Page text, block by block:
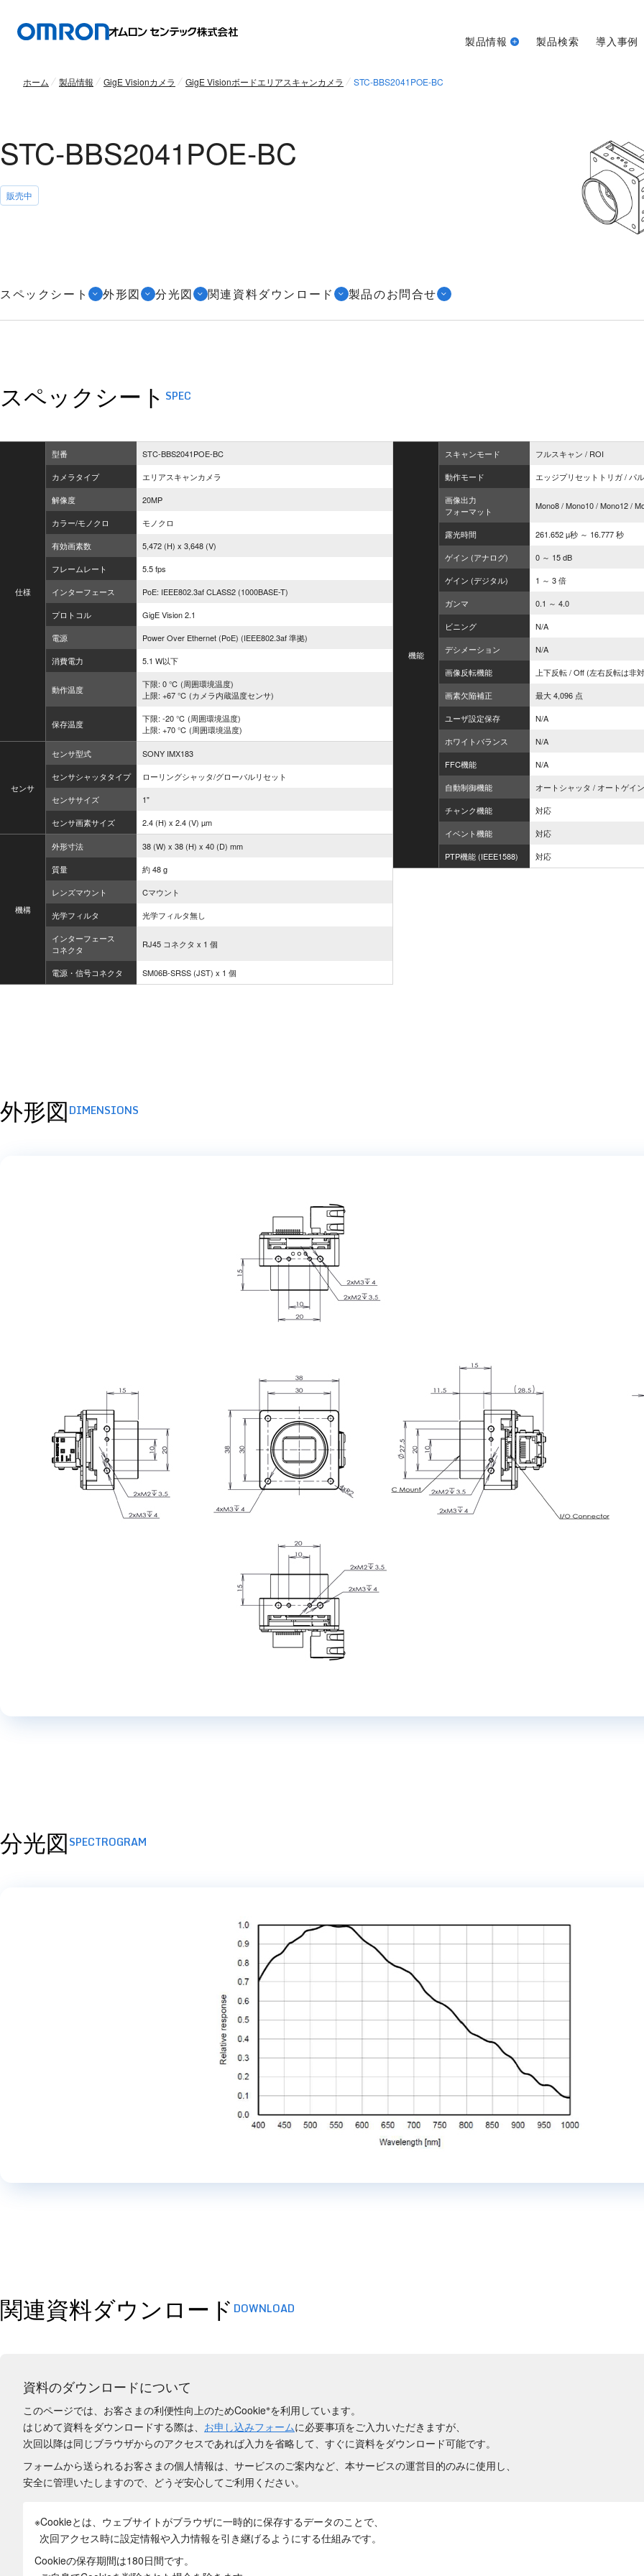
製品情報 製品検索 導入事例
ホーム 製品情報 GigE Visionカメラ GigE Visionボードエリアスキャンカメラ STC-BBS2041POE-BC
STC-BBS2041POE-BC
販売中
スペックシート 外形図 分光図 関連資料ダウンロード 製品のお問合せ
SPEC
スペックシート
仕様
型番
STC-BBS2041POE-BC
カメラタイプ
エリアスキャンカメラ
解像度
20MP
カラー/モノクロ
モノクロ
有効画素数
5,472 (H) x 3,648 (V)
フレームレート
5.5 fps
インターフェース
PoE: IEEE802.3af CLASS2 (1000BASE-T)
プロトコル
GigE Vision 2.1
電源
Power Over Ethernet (PoE) (IEEE802.3af 準拠)
消費電力
5.1 W以下
動作温度
下限: 0 ℃ (周囲環境温度)
上限: +67 ℃ (カメラ内蔵温度センサ)
保存温度
下限: -20 ℃ (周囲環境温度)
上限: +70 ℃ (周囲環境温度)
センサ
センサ型式
SONY IMX183
センサシャッタタイプ
ローリングシャッタ/グローバルリセット
センササイズ
1"
センサ画素サイズ
2.4 (H) x 2.4 (V) µm
機構
外形寸法
38 (W) x 38 (H) x 40 (D) mm
質量
約 48 g
レンズマウント
Cマウント
光学フィルタ
光学フィルタ無し
インターフェース
コネクタ
RJ45 コネクタ x 1 個
電源・信号コネクタ SM06B-SRSS (JST) x 1 個
機能
スキャンモード
フルスキャン / ROI
動作モード
エッジプリセットトリガ / パ
画像出力
フォーマット
Mono8 / Mono10 / Mono12 /
露光時間
261.652 µ秒 ～ 16.777 秒
ゲイン (アナログ)
0 ～ 15 dB
ゲイン (デジタル)
1 ～ 3 倍
ガンマ
0.1 ～ 4.0
ビニング
N/A
デシメーション
N/A
画像反転機能
上下反転 / Off (左右反転は非
画素欠陥補正
最大 4,096 点
ユーザ設定保存
N/A
ホワイトバランス
N/A
FFC機能
N/A
自動制御機能
オートシャッタ / オートゲイン
チャンク機能
対応
イベント機能
対応
PTP機能 (IEEE1588)
対応
DIMENSIONS
外形図
SPECTROGRAM
分光図
DOWNLOAD
関連資料ダウンロード
資料のダウンロードについて
このページでは、お客さまの利便性向上のためCookie※を利用しています。
はじめて資料をダウンロードする際は、 お申し込みフォームに必要事項をご入力いただきますが、
次回以降は同じブラウザからのアクセスであれば入力を省略して、すぐに資料をダウンロード可能です。
フォームから送られるお客さまの個人情報は、サービスのご案内など、本サービスの運営目的のみに使用し、
安全に管理いたしますので、どうぞ安心してご利用ください。
※Cookieとは、ウェブサイトがブラウザに一時的に保存するデータのことで、
次回アクセス時に設定情報や入力情報を引き継げるようにする仕組みです。
Cookieの保存期間は180日間です。